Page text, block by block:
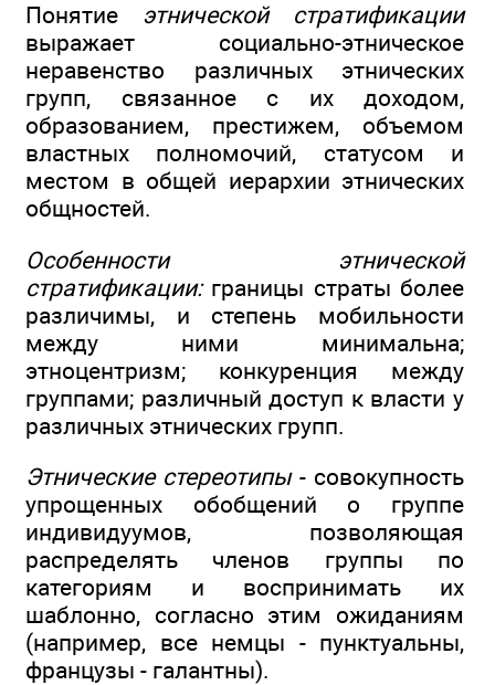
Понятие этнической стратификации
выражает социально-этническое
неравенство различных этнических
групп, связанное с их доходом,
образованием, престижем, объемом
властных полномочий, статусом и
местом в общей иерархии этнических
общностей.
Особенности этнической
стратификации:границы страты более
различимы, и степень мобильности
между ними минимальна;
этноцентризм; конкуренция между
группами; различный доступ к власти у
различных этнических групп.
Этнические стереотипы- совокупность
упрощенных обобщений о группе
индивидуумов, позволяющая
распределять членов группы по
категориям и воспринимать их
шаблонно, согласно этим ожиданиям
(например, все немцы - пунктуальны,
французы - галантны).